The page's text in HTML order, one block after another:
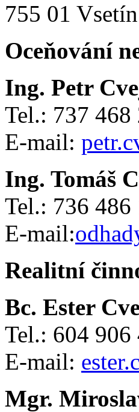
755 01 Vsetín
Oceňování
Ing. Petr
Tel.: 737 468
E-mail:
Ing. Tomáš
Tel.: 736 486
E-mail:
Realitní
Bc. Ester
Tel.: 604 906
E-mail:
Mgr.